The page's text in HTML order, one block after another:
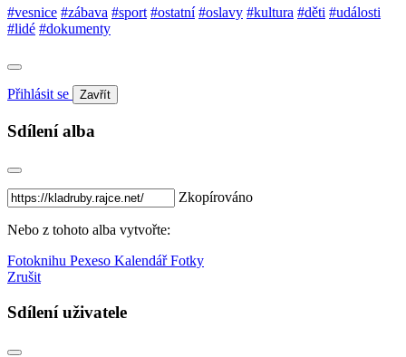
#vesnice #zábava #sport #ostatní #oslavy #kultura #děti #události
#lidé #dokumenty
Přihlásit se Zavřít
Sdílení alba
Zkopírováno
Nebo z tohoto alba vytvořte:
Fotoknihu Pexeso KalendářFotky
Zrušit
Sdílení uživatele